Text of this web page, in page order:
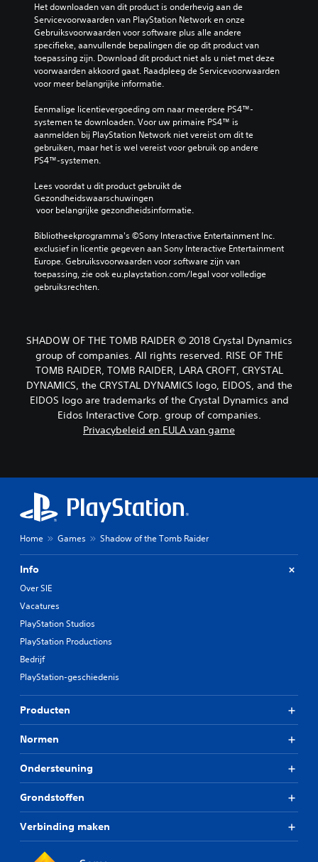
Het downloaden van dit product is onderhevig aan de
Servicevoorwaarden van PlayStation Network en onze
Gebruiksvoorwaarden voor software plus alle andere
specifieke, aanvullende bepalingen die op dit product van
toepassing zijn. Download dit product niet als u niet met deze
voorwaarden akkoord gaat. Raadpleeg de Servicevoorwaarden
voor meer belangrijke informatie.
Eenmalige licentievergoeding om naar meerdere PS4™-
systemen te downloaden. Voor uw primaire PS4™ is
aanmelden bij PlayStation Network niet vereist om dit te
gebruiken, maar het is wel vereist voor gebruik op andere
PS4™-systemen.
Lees voordat u dit product gebruikt de
Gezondheidswaarschuwingen
voor belangrijke gezondheidsinformatie.
Bibliotheekprogramma's ©Sony Interactive Entertainment Inc.
exclusief in licentie gegeven aan Sony Interactive Entertainment
Europe. Gebruiksvoorwaarden voor software zijn van
toepassing, zie ook eu.playstation.com/legal voor volledige
gebruiksrechten.
SHADOW OF THE TOMB RAIDER © 2018 Crystal Dynamics
group of companies. All rights reserved. RISE OF THE
TOMB RAIDER, TOMB RAIDER, LARA CROFT, CRYSTAL
DYNAMICS, the CRYSTAL DYNAMICS logo, EIDOS, and the
EIDOS logo are trademarks of the Crystal Dynamics and
Eidos Interactive Corp. group of companies.
Privacybeleid en EULA van game
Home Games Shadow of the Tomb Raider
Info
Over SIE
Vacatures
PlayStation Studios
PlayStation Productions
Bedrijf
PlayStation-geschiedenis
Producten
Normen
Ondersteuning
Grondstoffen
Verbinding maken